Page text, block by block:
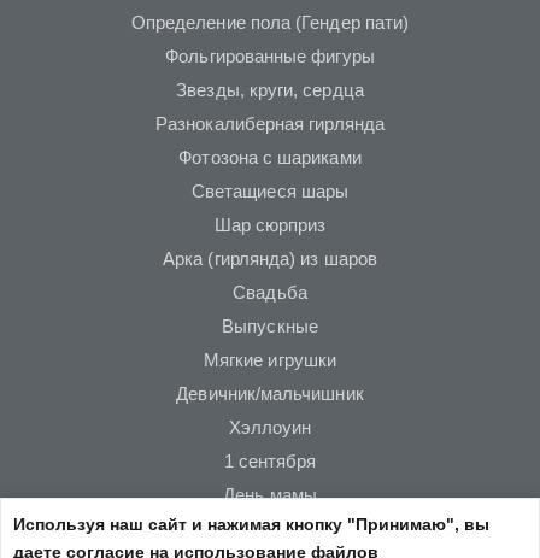
Определение пола (Гендер пати)
Фольгированные фигуры
Звезды, круги, сердца
Разнокалиберная гирлянда
Фотозона с шариками
Светащиеся шары
Шар сюрприз
Арка (гирлянда) из шаров
Свадьба
Выпускные
Мягкие игрушки
Девичник/мальчишник
Хэллоуин
1 сентября
День мамы
Новый год
Используя наш сайт и нажимая кнопку "Принимаю", вы
даете согласие на использование файлов